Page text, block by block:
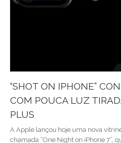
“SHOT ON IPHONE”
COM POUCA LUZ
PLUS
A Apple lançou hoje uma nova
chamada “One Night on iPhone 7”,